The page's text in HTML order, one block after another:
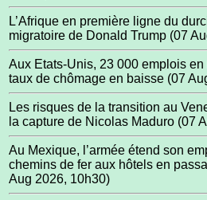
L’Afrique en première ligne du
migratoire de Donald Trump (07
Aux Etats-Unis, 23 000 emplois
taux de chômage en baisse (07
Les risques de la transition au
la capture de Nicolas Maduro (07
Au Mexique, l’armée étend son
chemins de fer aux hôtels en
Aug 2026, 10h30)